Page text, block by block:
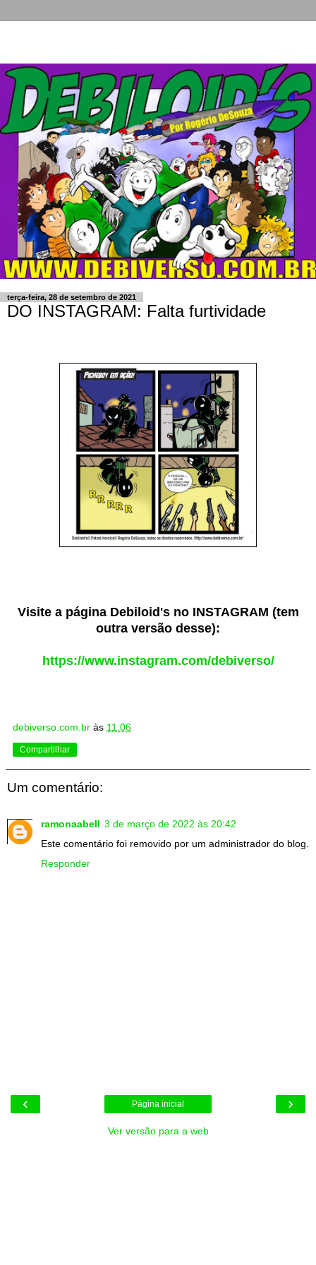
terça-feira, 28 de setembro de 2021
DO INSTAGRAM: Falta furtividade
Visite a página Debiloid's no INSTAGRAM (tem
outra versão desse):
https://www.instagram.com/debiverso/
debiverso.com.br às 11:06
Compartilhar
Um comentário:
ramonaabell 3 de março de 2022 às 20:42
Este comentário foi removido por um administrador do blog.
Responder
‹ ›
Página inicial
Ver versão para a web